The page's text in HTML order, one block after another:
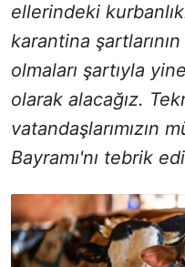
ellerindeki
karantina
olmaları şartıyla
olarak alacağız.
vatandaşlarımızın
Bayramı'nı tebrik